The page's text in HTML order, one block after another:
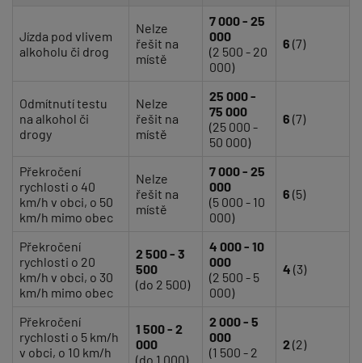
Jízda pod vlivem
alkoholu či drog
Nelze
řešit na
místě
7 000 - 25
000
(2 500 - 20
000)
6 (7)
Odmítnutí testu
na alkohol či
drogy
Nelze
řešit na
místě
25 000 -
75 000
(25 000 -
50 000)
6 (7)
Překročení
rychlosti o 40
km/h v obci, o 50
km/h mimo obec
Nelze
řešit na
místě
7 000 - 25
000
(5 000 - 10
000)
6 (5)
Překročení
rychlosti o 20
km/h v obci, o 30
km/h mimo obec
2 500 - 3
500
(do 2 500)
4 000 - 10
000
(2 500 - 5
000)
4 (3)
Překročení
rychlosti o 5 km/h
v obci, o 10 km/h
1 500 - 2
000
(do 1 000)
2 000 - 5
000
(1 500 - 2
2(2)